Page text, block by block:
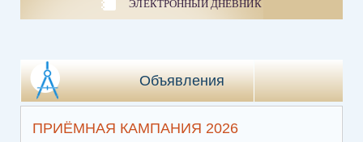
ЭЛЕКТРОННЫЙ ДНЕВНИК
Объявления
ПРИЁМНАЯ КАМПАНИЯ 2026